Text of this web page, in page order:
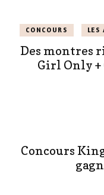
CONCOURS LES
Des montres
Girl Only +
Concours